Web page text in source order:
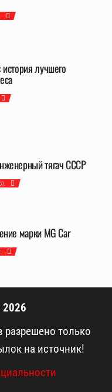
лучшего
тягач СССР
марки MG Car
2026
разрешено только
на источник!